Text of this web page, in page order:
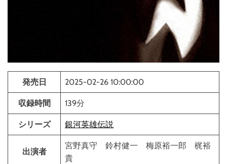
発売日 2025-02-26 10:00:00
収録時間 139分
シリーズ 銀河英雄伝説
出演者
宮野真守 鈴村健一 梅原裕一郎 梶裕
貴